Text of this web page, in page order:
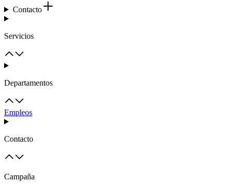
Contacto
Servicios
Departamentos
Empleos
Contacto
Campaña